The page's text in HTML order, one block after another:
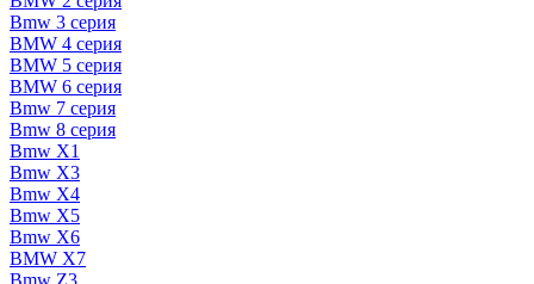
Bmw 3 серия
BMW 4 серия
BMW 5 серия
BMW 6 серия
Bmw 7 серия
Bmw 8 серия
Bmw X1
Bmw X3
Bmw X4
Bmw X5
Bmw X6
BMW X7
Bmw Z3